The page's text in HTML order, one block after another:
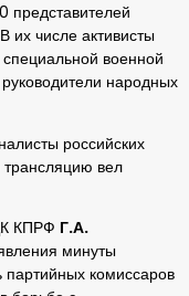
представителей
их числе активисты
военной
народных
российских
вел
КПРФ Г.А.
минуты
комиссаров